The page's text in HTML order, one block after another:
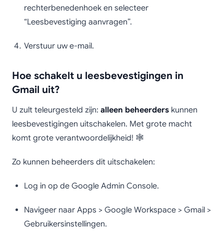
rechterbenedenhoek en selecteer
“Leesbevestiging aanvragen”.
Verstuur uw e-mail.
Hoe schakelt u leesbevestigingen in
Gmail uit?
U zult teleurgesteld zijn: alleen beheerders kunnen
leesbevestigingen uitschakelen. Met grote macht
komt grote verantwoordelijkheid! 🕸️
Zo kunnen beheerders dit uitschakelen:
Log in op de Google Admin Console.
Navigeer naar Apps > Google Workspace > Gmail >
Gebruikersinstellingen.